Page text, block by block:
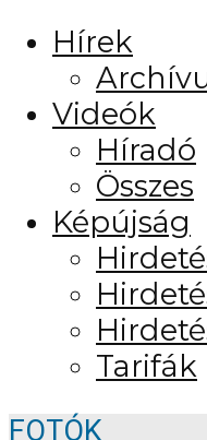
Hírek
Videók
Híradó
Összes
Képújság
Tarifák
FOTÓK